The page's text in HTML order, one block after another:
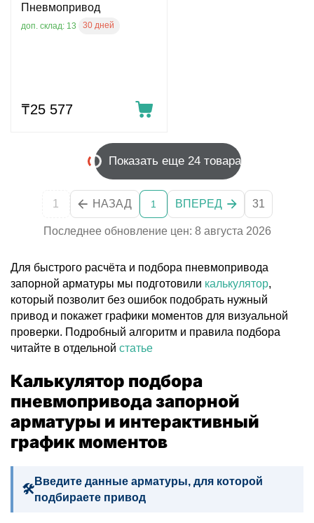
Пневмопривод
доп. склад: 13 30 дней
₸25 577
Показать еще 24 товара
1 НАЗАД 1 ВПЕРЕД 31
Последнее обновление цен: 8 августа 2026
Для быстрого расчёта и подбора пневмопривода
запорной арматуры мы подготовили калькулятор,
который позволит без ошибок подобрать нужный
привод и покажет графики моментов для визуальной
проверки. Подробный алгоритм и правила подбора
читайте в отдельной статье
Калькулятор подбора
пневмопривода запорной
арматуры и интерактивный
график моментов
Введите данные арматуры, для которой
подбираете привод